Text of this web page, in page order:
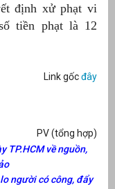
định xử phạt vi
tiền phạt là 12
Link gốcđây
PV (tổng hợp)
TP.HCM về nguồn,
người có công, đẩy